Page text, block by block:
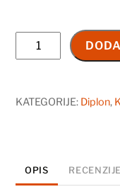
Tonga
Black
za
KATEGORIJE: Diplon,
OPIS